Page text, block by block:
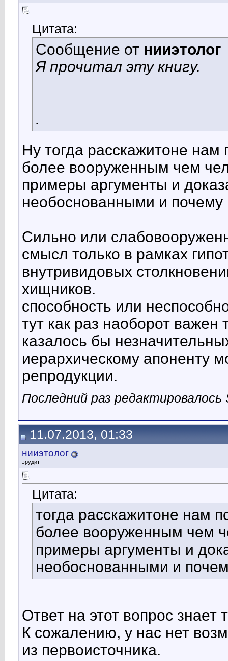
Цитата:
Сообщение от нииэтолог
Я прочитал эту книгу.
.
Ну тогда расскажитоне нам
более вооруженным чем
примеры аргументы и
необоснованными и почему
Сильно или
смысл только в рамках
внутривидовых
хищников.
способность или
тут как раз наоборот
казалось бы
иерархическому апоненту
репродукции.
Последний раз
11.07.2013, 01:33
нииэтолог
эрудит
Цитата:
тогда расскажитоне нам
более вооруженным чем
примеры аргументы и
необоснованными и
Ответ на этот вопрос знает
К сожалению, у нас нет
из первоисточника.